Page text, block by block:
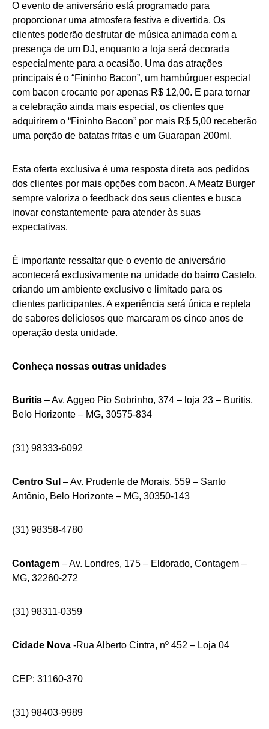
O evento de aniversário está programado para
proporcionar uma atmosfera festiva e divertida. Os
clientes poderão desfrutar de música animada com a
presença de um DJ, enquanto a loja será decorada
especialmente para a ocasião. Uma das atrações
principais é o “Fininho Bacon”, um hambúrguer especial
com bacon crocante por apenas R$ 12,00. E para tornar
a celebração ainda mais especial, os clientes que
adquirirem o “Fininho Bacon” por mais R$ 5,00 receberão
uma porção de batatas fritas e um Guarapan 200ml.
Esta oferta exclusiva é uma resposta direta aos pedidos
dos clientes por mais opções com bacon. A Meatz Burger
sempre valoriza o feedback dos seus clientes e busca
inovar constantemente para atender às suas
expectativas.
É importante ressaltar que o evento de aniversário
acontecerá exclusivamente na unidade do bairro Castelo,
criando um ambiente exclusivo e limitado para os
clientes participantes. A experiência será única e repleta
de sabores deliciosos que marcaram os cinco anos de
operação desta unidade.
Conheça nossas outras unidades
Buritis – Av. Aggeo Pio Sobrinho, 374 – loja 23 – Buritis,
Belo Horizonte – MG, 30575-834
(31) 98333-6092
Centro Sul – Av. Prudente de Morais, 559 – Santo
Antônio, Belo Horizonte – MG, 30350-143
(31) 98358-4780
Contagem – Av. Londres, 175 – Eldorado, Contagem –
MG, 32260-272
(31) 98311-0359
Cidade Nova -Rua Alberto Cintra, nº 452 – Loja 04
CEP: 31160-370
(31) 98403-9989